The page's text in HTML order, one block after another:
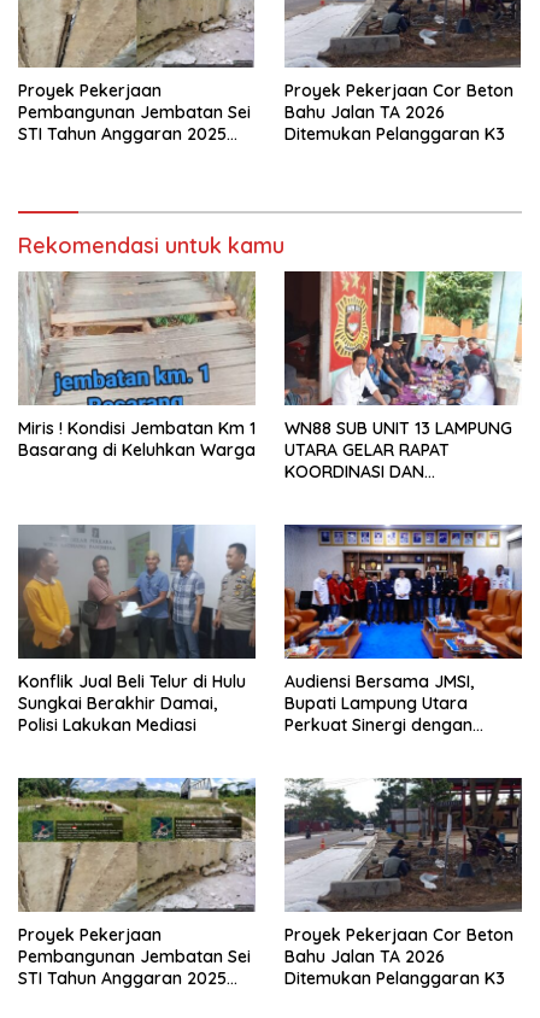
Proyek Pekerjaan
Pembangunan Jembatan Sei
STI Tahun Anggaran 2025
Proyek Pekerjaan Cor Beton
Bahu Jalan TA 2026
Ditemukan Pelanggaran K3
Rekomendasi untuk kamu
Miris ! Kondisi Jembatan Km 1
Basarang di Keluhkan Warga
WN88 SUB UNIT 13 LAMPUNG
UTARA GELAR RAPAT
KOORDINASI DAN
Konflik Jual Beli Telur di Hulu
Sungkai Berakhir Damai,
Polisi Lakukan Mediasi
Audiensi Bersama JMSI,
Bupati Lampung Utara
Perkuat Sinergi dengan
Proyek Pekerjaan
Pembangunan Jembatan Sei
STI Tahun Anggaran 2025
Proyek Pekerjaan Cor Beton
Bahu Jalan TA 2026
Ditemukan Pelanggaran K3